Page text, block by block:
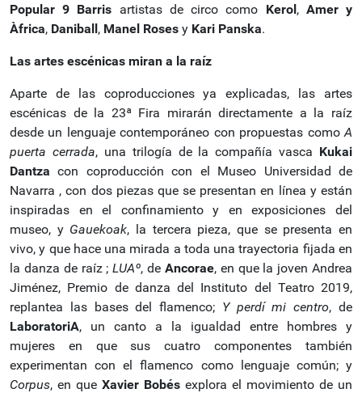
Popular 9 Barris artistas de circo como Kerol, Amer y
Àfrica, Daniball, Manel Roses y Kari Panska.
Las artes escénicas miran a la raíz
Aparte de las coproducciones ya explicadas, las artes
escénicas de la 23ª Fira mirarán directamente a la raíz
desde un lenguaje contemporáneo con propuestas comoA
puerta cerrada, una trilogía de la compañía vasca Kukai
Dantzacon coproducción con el Museo Universidad de
Navarra , con dos piezas que se presentan en línea y están
inspiradas en el confinamiento y en exposiciones del
museo, y Gauekoak, la tercera pieza, que se presenta en
vivo, y que hace una mirada a toda una trayectoria fijada en
la danza de raíz ;LUAº, de Ancorae, en que la joven Andrea
Jiménez, Premio de danza del Instituto del Teatro 2019,
replantea las bases del flamenco; Y perdí mi centro, de
LaboratoriA, un canto a la igualdad entre hombres y
mujeres en que sus cuatro componentes también
experimentan con el flamenco como lenguaje común; y
Corpus, en que Xavier Bobés explora el movimiento de un